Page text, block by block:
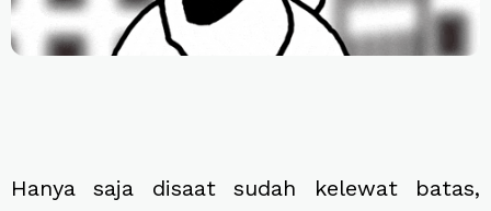
Hanya saja disaat sudah kelewat batas,